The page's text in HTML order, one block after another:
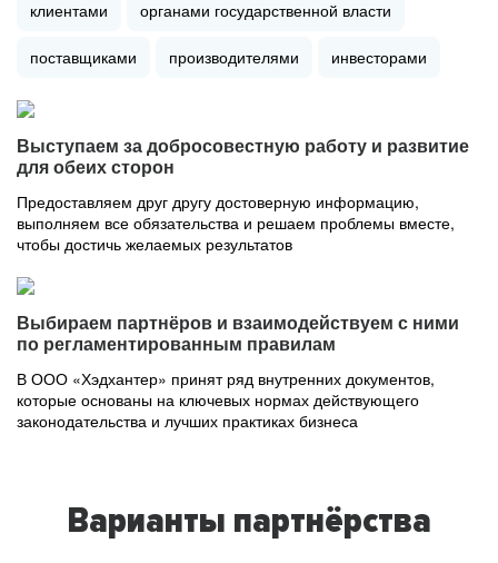
клиентами органами государственной власти
поставщиками производителями инвесторами
Выступаем за добросовестную работу и развитие
для обеих сторон
Предоставляем друг другу достоверную информацию,
выполняем все обязательства и решаем проблемы вместе,
чтобы достичь желаемых результатов
Выбираем партнёров и взаимодействуем с ними
по регламентированным правилам
В ООО «Хэдхантер» принят ряд внутренних документов,
которые основаны на ключевых нормах действующего
законодательства и лучших практиках бизнеса
Варианты партнёрства